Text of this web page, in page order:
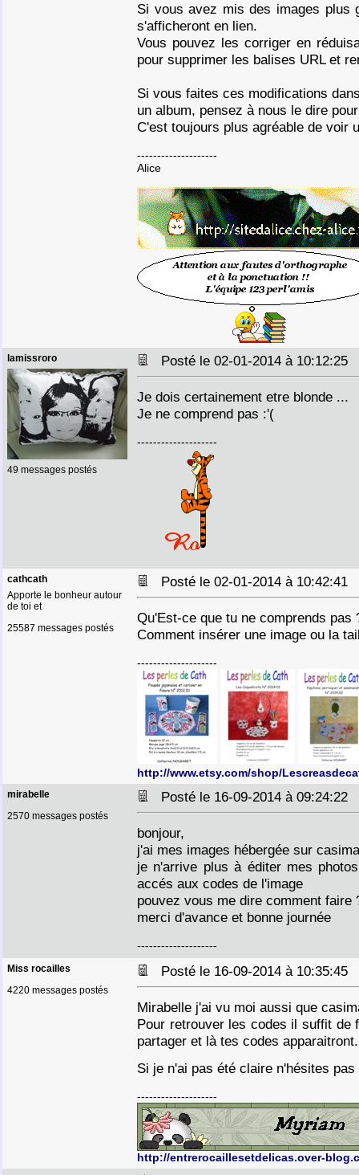
Si vous avez mis des images plus
s'afficheront en lien.
Vous pouvez les corriger en
pour supprimer les balises URL et
Si vous faites ces modifications
un album, pensez à nous le dire
C'est toujours plus agréable de voir
--------------------
Alice
lamissroro
49 messages postés
Posté le 02-01-2014 à 10:12:25
Je dois certainement etre blonde ...
Je ne comprend pas :'(
--------------------
cathcath
Apporte le bonheur autour
de toi et
25587 messages postés
Posté le 02-01-2014 à 10:42:41
Qu'Est-ce que tu ne comprends pas
Comment insérer une image ou la
--------------------
http://www.etsy.com/shop/
mirabelle
2570 messages postés
Posté le 16-09-2014 à 09:24:22
bonjour,
j'ai mes images hébergée sur
je n'arrive plus à éditer mes
accés aux codes de l'image
pouvez vous me dire comment faire
merci d'avance et bonne journée
--------------------
Miss rocailles
4220 messages postés
Posté le 16-09-2014 à 10:35:45
Mirabelle j'ai vu moi aussi que
Pour retrouver les codes il suffit de
partager et là tes codes
Si je n'ai pas été claire n'hésites
--------------------
http://entrerocaillesetdelicas.over-